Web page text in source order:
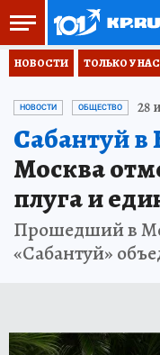
НОВОСТИ ТОЛЬКО У НАС
НОВОСТИ ОБЩЕСТВО 28
Сабантуй
Москва
плуга и
Прошедший в
«Сабантуй»